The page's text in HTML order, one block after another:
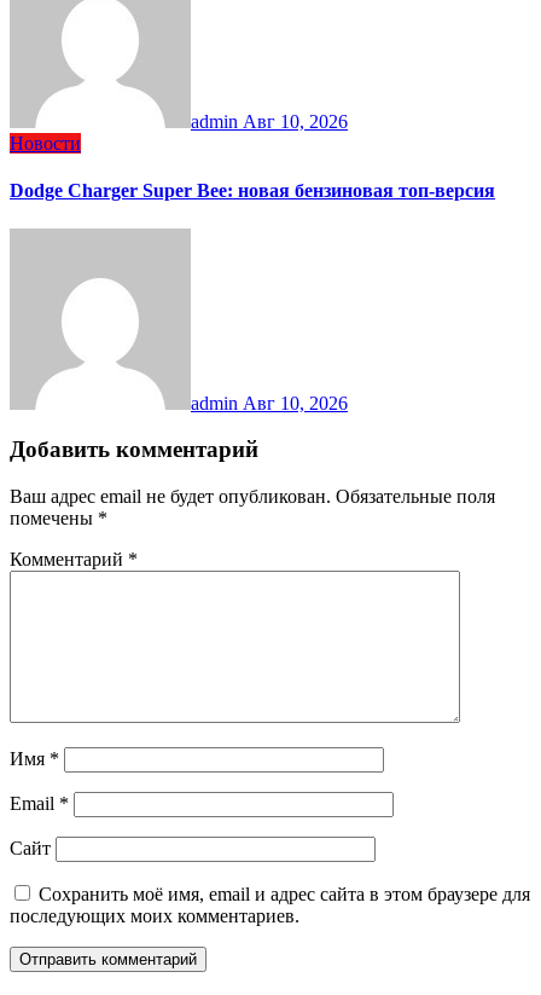
admin Авг 10, 2026
Новости
Dodge Charger Super Bee: новая бензиновая топ-версия
admin Авг 10, 2026
Добавить комментарий
Ваш адрес email не будет опубликован. Обязательные поля
помечены *
Комментарий *
Имя *
Email *
Сайт
Сохранить моё имя, email и адрес сайта в этом браузере для
последующих моих комментариев.